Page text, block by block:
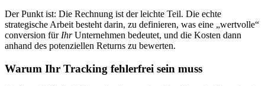
Der Punkt ist: Die Rechnung ist der leichte Teil. Die echte
strategische Arbeit besteht darin, zu definieren, was eine „wertvolle“
conversion für IhrUnternehmen bedeutet, und die Kosten dann
anhand des potenziellen Returns zu bewerten.
Warum Ihr Tracking fehlerfrei sein muss